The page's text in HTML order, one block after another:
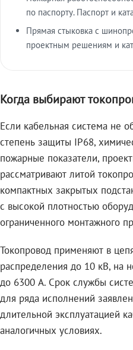
по паспорту. Паспорт и
Прямая стыковка с
проектным решениям и
Когда выбирают
Если кабельная система не
степень защиты IP68,
пожарные показатели,
рассматривают литой
компактных закрытых
с высокой плотностью
ограниченного монтажного
Токопровод применяют в
распределения до 10 кВ, на
до 6300 А. Срок службы
для ряда исполнений
длительной эксплуатацией
аналогичных условиях.